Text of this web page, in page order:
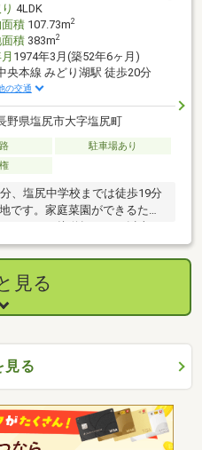
4LDK
積107.73m2
積383m2
1974年3月(築52年6ヶ月)
央本線 みどり湖駅 徒歩20分
の交通
野県塩尻市大字塩尻町
駐車場あり
、塩尻中学校までは徒歩19分
です。家庭菜園ができるた
めます。接道幅は10ｍ以上あ
見る
見る